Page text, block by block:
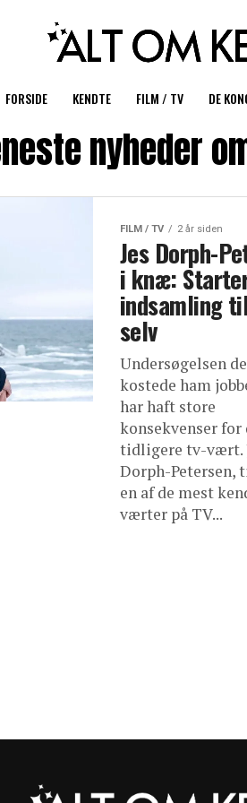
FORSIDE KENDTE FILM / TV DE
nyheder
FILM / TV 2 år siden
Jes Dorph-
i knæ:
indsamling
selv
Undersøgelsen
kostede ham
har haft store
konsekvenser for
tidligere tv-vært.
Dorph-Petersen,
en af de mest
værter på TV...